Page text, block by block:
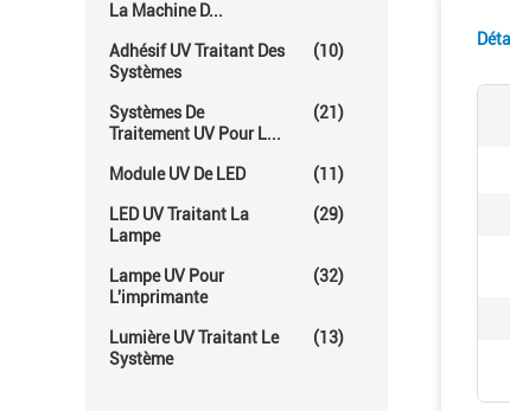
La Machine D...
Adhésif UV Traitant Des
Systèmes
(10)
Systèmes De
Traitement UV Pour L...
(21)
Module UV De LED (11)
LED UV Traitant La
Lampe
(29)
Lampe UV Pour
L'imprimante
(32)
Lumière UV Traitant Le
Système
(13)